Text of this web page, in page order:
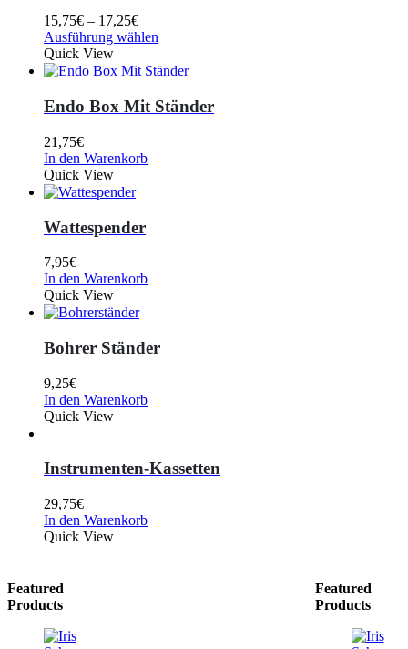
15,75€ – 17,25€
Ausführung wählen
Quick View
Endo Box Mit Ständer
21,75€
In den Warenkorb
Quick View
Wattespender
7,95€
In den Warenkorb
Quick View
Bohrer Ständer
9,25€
In den Warenkorb
Quick View
Instrumenten-Kassetten
29,75€
In den Warenkorb
Quick View
Featured
Products
Featured
Products